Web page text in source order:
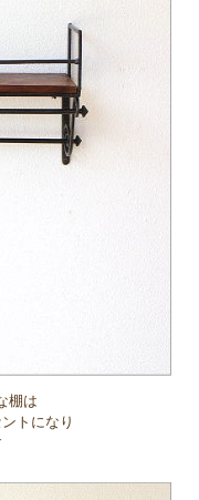
棚は
トになり